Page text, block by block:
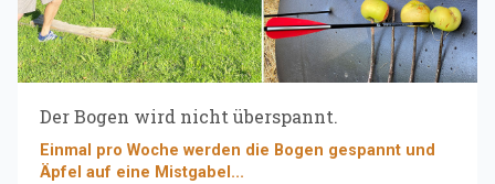
Der Bogen wird nicht überspannt.
Einmal pro Woche werden die Bogen gespannt und
Äpfel auf eine Mistgabel...